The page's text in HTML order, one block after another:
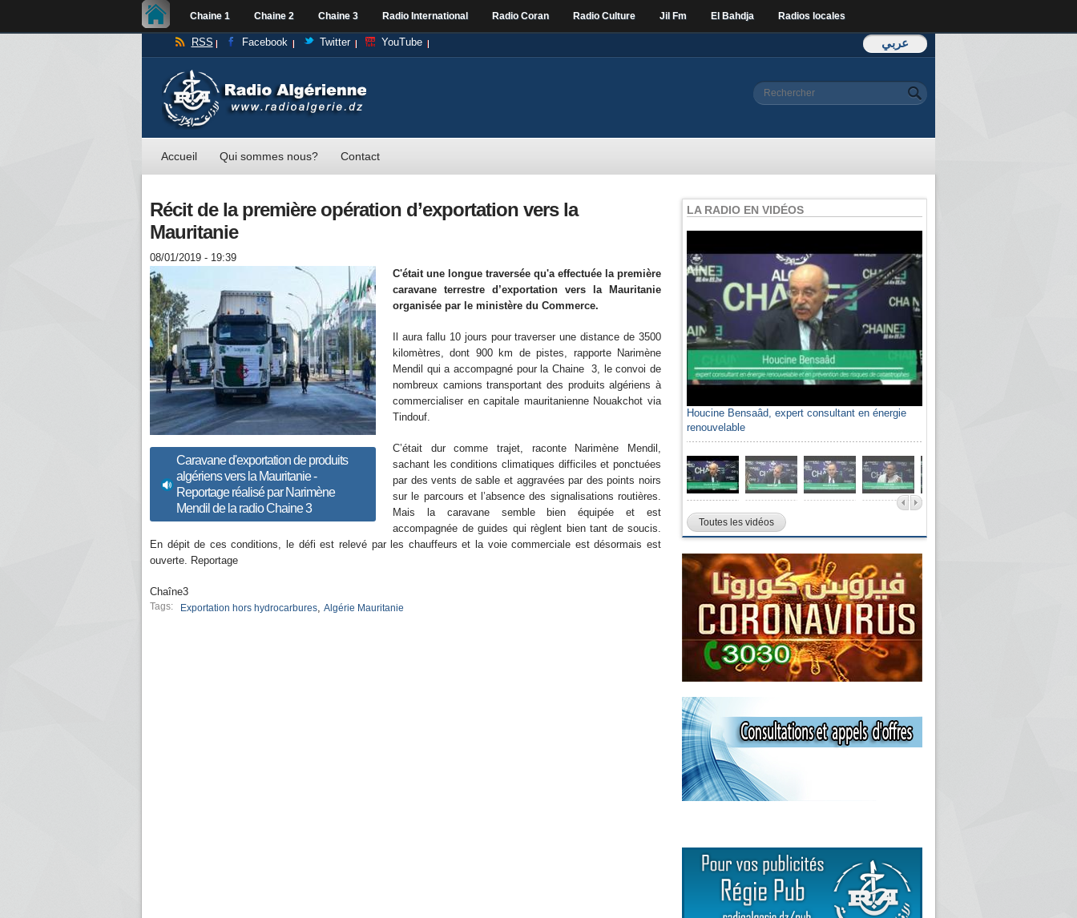
Chaine 1 Chaine 2 Chaine 3 Radio International Radio Coran Radio Culture Jil Fm El Bahdja Radios locales
عربي RSS Facebook Twitter YouTube
Formulaire de
Rechercher
Accueil Qui sommes nous? Contact
Récit de la première opération d’exportation vers la
Mauritanie
08/01/2019 - 19:39
Caravane d'exportation de produits
algériens vers la Mauritanie -
Reportage réalisé par Narimène
Mendil de la radio Chaine 3
C'était une longue traversée qu'a effectuée la première
caravane terrestre d’exportation vers la Mauritanie
organisée par le ministère du Commerce.
Il aura fallu 10 jours pour traverser une distance de 3500
kilomètres, dont 900 km de pistes, rapporte Narimène
Mendil qui a accompagné pour la Chaine 3, le convoi de
nombreux camions transportant des produits algériens à
commercialiser en capitale mauritanienne Nouakchot via
Tindouf.
C’était dur comme trajet, raconte Narimène Mendil,
sachant les conditions climatiques difficiles et ponctuées
par des vents de sable et aggravées par des points noirs
sur le parcours et l’absence des signalisations routières.
Mais la caravane semble bien équipée et est
accompagnée de guides qui règlent bien tant de soucis.
En dépit de ces conditions, le défi est relevé par les chauffeurs et la voie commerciale est désormais est
ouverte. Reportage
Chaîne3
Tags: Exportation hors hydrocarbures, Algérie Mauritanie
LA RADIO EN VIDÉOS
Houcine Bensaâd, expert consultant en énergie
renouvelable
Toutes les vidéos